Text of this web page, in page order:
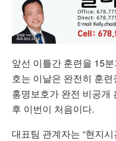
앞선 이틀간 훈련을 15
호는 이날은 완전히 훈
홍명보호가 완전 비공개
후 이번이 처음이다.
대표팀 관계자는 “현지